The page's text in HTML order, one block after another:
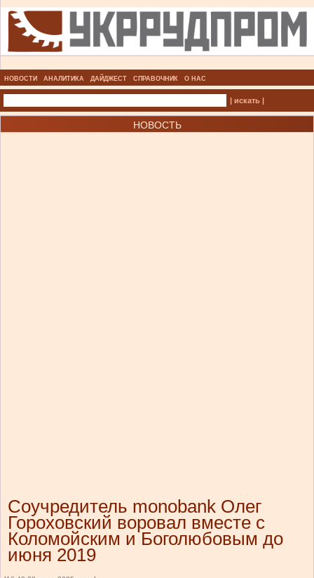
НОВОСТИ АНАЛИТИКА ДАЙДЖЕСТ СПРАВОЧНИК О НАС
| искать |
НОВОСТЬ
Соучредитель monobank Олег
Гороховский воровал вместе с
Коломойским и Боголюбовым до
июня 2019